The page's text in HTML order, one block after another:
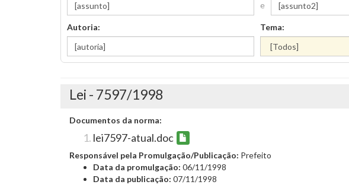
e
Autoria: Tema:
Lei - 7597/1998
Documentos da norma:
lei7597-atual.doc
Responsável pela Promulgação/Publicação: Prefeito
Data da promulgação: 06/11/1998
Data da publicação: 07/11/1998